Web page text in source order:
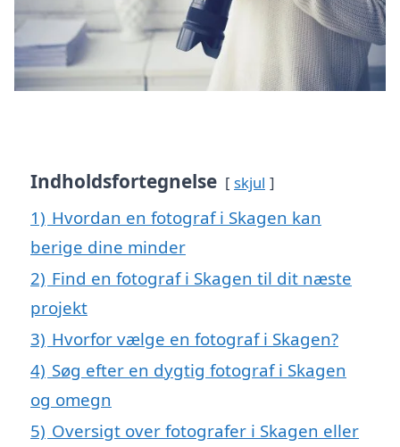
Indholdsfortegnelse skjul
1) Hvordan en fotograf i Skagen kan
berige dine minder
2) Find en fotograf i Skagen til dit næste
projekt
3) Hvorfor vælge en fotograf i Skagen?
4) Søg efter en dygtig fotograf i Skagen
og omegn
5) Oversigt over fotografer i Skagen eller